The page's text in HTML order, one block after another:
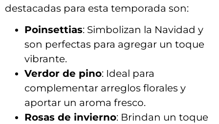
‍destacadas para esta temporada son:
Poinsettias: Simbolizan ‍la ⁤Navidad y
son perfectas para agregar⁣ un ⁣toque
vibrante.
Verdor de ‍pino: Ideal para
complementar arreglos florales y
aportar un⁣ aroma‌ fresco.
Rosas‍ de‍ invierno:⁢ Brindan un toque